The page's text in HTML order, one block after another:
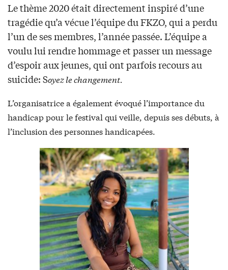
Le thème 2020 était directement inspiré d’une
tragédie qu’a vécue l’équipe du FKZO, qui a perdu
l’un de ses membres, l’année passée. L’équipe a
voulu lui rendre hommage et passer un message
d’espoir aux jeunes, qui ont parfois recours au
suicide: Soyez le changement.
L’organisatrice a également évoqué l’importance du
handicap pour le festival qui veille, depuis ses débuts, à
l’inclusion des personnes handicapées.